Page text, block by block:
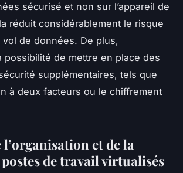
sécurisé et non sur l’appareil de
réduit considérablement le risque
de données. De plus,
possibilité de mettre en place des
supplémentaires, tels que
à deux facteurs ou le chiffrement
l’organisation et de la
de travail virtualisés